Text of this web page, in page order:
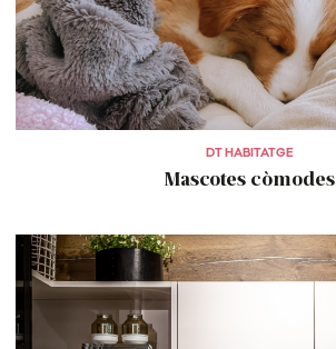
DT HABITATGE
Mascotes còmodes